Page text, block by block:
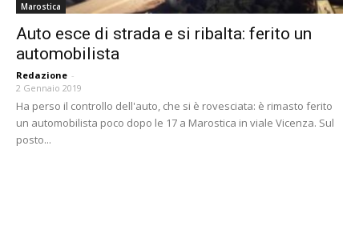
Marostica
Auto esce di strada e si ribalta: ferito un
automobilista
Redazione -
2 Gennaio 2019
Ha perso il controllo dell'auto, che si è rovesciata: è rimasto ferito
un automobilista poco dopo le 17 a Marostica in viale Vicenza. Sul
posto...